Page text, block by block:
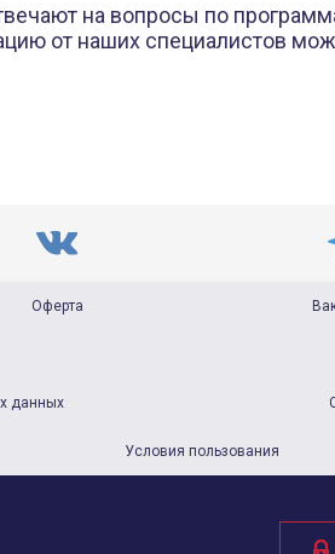
на вопросы по
от наших специалистов
Оферта
данных
Условия пользования